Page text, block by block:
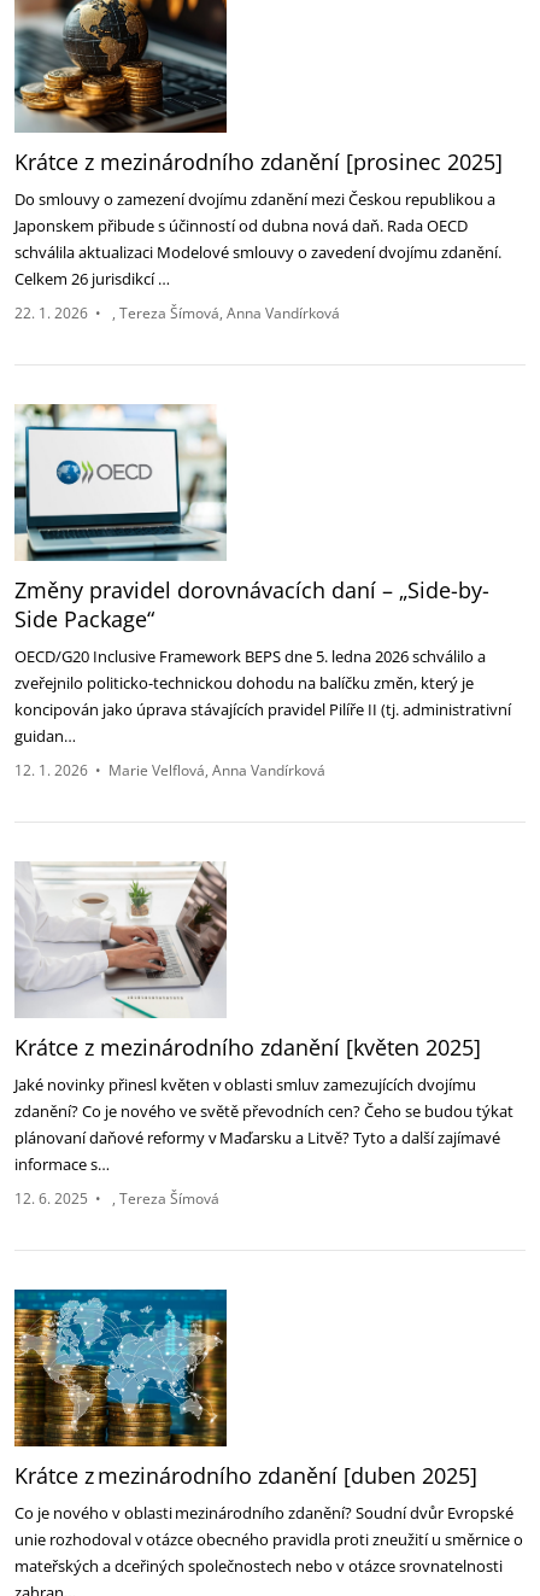
Krátce z mezinárodního zdanění [prosinec 2025]
Do smlouvy o zamezení dvojímu zdanění mezi Českou republikou a
Japonskem přibude s účinností od dubna nová daň. Rada OECD
schválila aktualizaci Modelové smlouvy o zavedení dvojímu zdanění.
Celkem 26 jurisdikcí …
22. 1. 2026 • Tereza Šímová Anna Vandírková
Změny pravidel dorovnávacích daní – „Side-by-
Side Package“
OECD/G20 Inclusive Framework BEPS dne 5. ledna 2026 schválilo a
zveřejnilo politicko-technickou dohodu na balíčku změn, který je
koncipován jako úprava stávajících pravidel Pilíře II (tj. administrativní
guidan…
12. 1. 2026 • Marie Velflová Anna Vandírková
Krátce z mezinárodního zdanění [květen 2025]
Jaké novinky přinesl květen v oblasti smluv zamezujících dvojímu
zdanění? Co je nového ve světě převodních cen? Čeho se budou týkat
plánovaní daňové reformy v Maďarsku a Litvě? Tyto a další zajímavé
informace s…
12. 6. 2025 • Tereza Šímová
Krátce z mezinárodního zdanění [duben 2025]
Co je nového v oblasti mezinárodního zdanění? Soudní dvůr Evropské
unie rozhodoval v otázce obecného pravidla proti zneužití u směrnice o
mateřských a dceřiných společnostech nebo v otázce srovnatelnosti